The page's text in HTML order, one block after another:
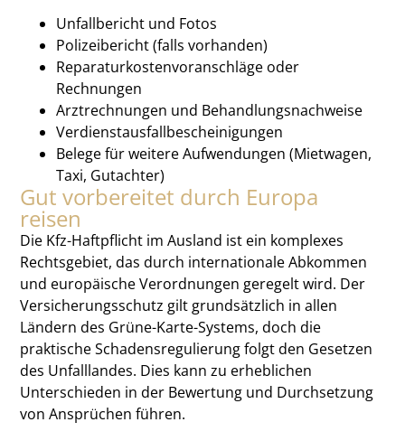
Unfallbericht und Fotos
Polizeibericht (falls vorhanden)
Reparaturkostenvoranschläge oder
Rechnungen
Arztrechnungen und Behandlungsnachweise
Verdienstausfallbescheinigungen
Belege für weitere Aufwendungen (Mietwagen,
Taxi, Gutachter)
Gut vorbereitet durch Europa
reisen
Die Kfz-Haftpflicht im Ausland ist ein komplexes
Rechtsgebiet, das durch internationale Abkommen
und europäische Verordnungen geregelt wird. Der
Versicherungsschutz gilt grundsätzlich in allen
Ländern des Grüne-Karte-Systems, doch die
praktische Schadensregulierung folgt den Gesetzen
des Unfalllandes. Dies kann zu erheblichen
Unterschieden in der Bewertung und Durchsetzung
von Ansprüchen führen.